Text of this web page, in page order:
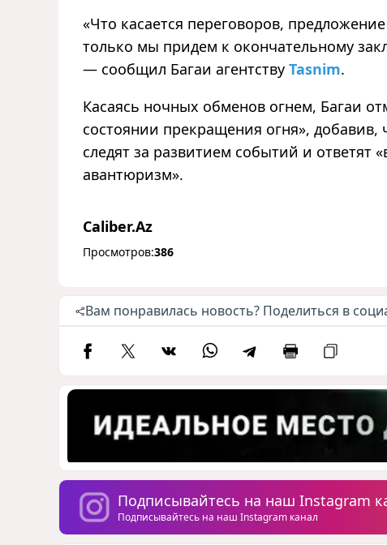
«Что касается переговоров,
только мы придем к окончательному
— сообщил Багаи агентству Tasnim.
Касаясь ночных обменов огнем, Багаи
состоянии прекращения огня»,
следят за развитием событий и
авантюризм».
Caliber.Az
Просмотров:386
Вам понравилась новость? Поделиться в
Подписывайтесь на наш Instagram
Подписывайтесь на наш Instagram канал